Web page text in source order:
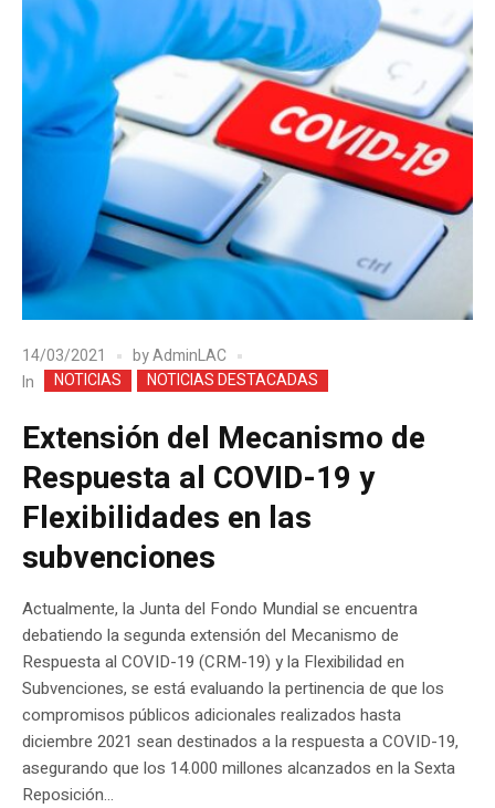
14/03/2021 byAdminLAC
In
NOTICIAS NOTICIAS DESTACADAS
Extensión del Mecanismo de
Respuesta al COVID-19 y
Flexibilidades en las
subvenciones
Actualmente, la Junta del Fondo Mundial se encuentra
debatiendo la segunda extensión del Mecanismo de
Respuesta al COVID-19 (CRM-19) y la Flexibilidad en
Subvenciones, se está evaluando la pertinencia de que los
compromisos públicos adicionales realizados hasta
diciembre 2021 sean destinados a la respuesta a COVID-19,
asegurando que los 14.000 millones alcanzados en la Sexta
Reposición...